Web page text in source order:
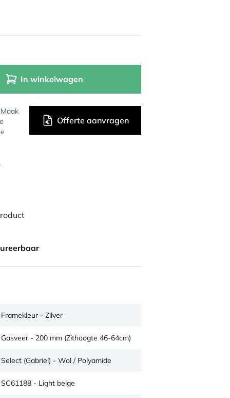
In winkelwagen
Offerte aanvragen
Framekleur - Zilver
Gasveer - 200 mm (Zithoogte 46-64cm)
Select (Gabriel) - Wol / Polyamide
SC61188 - Light beige